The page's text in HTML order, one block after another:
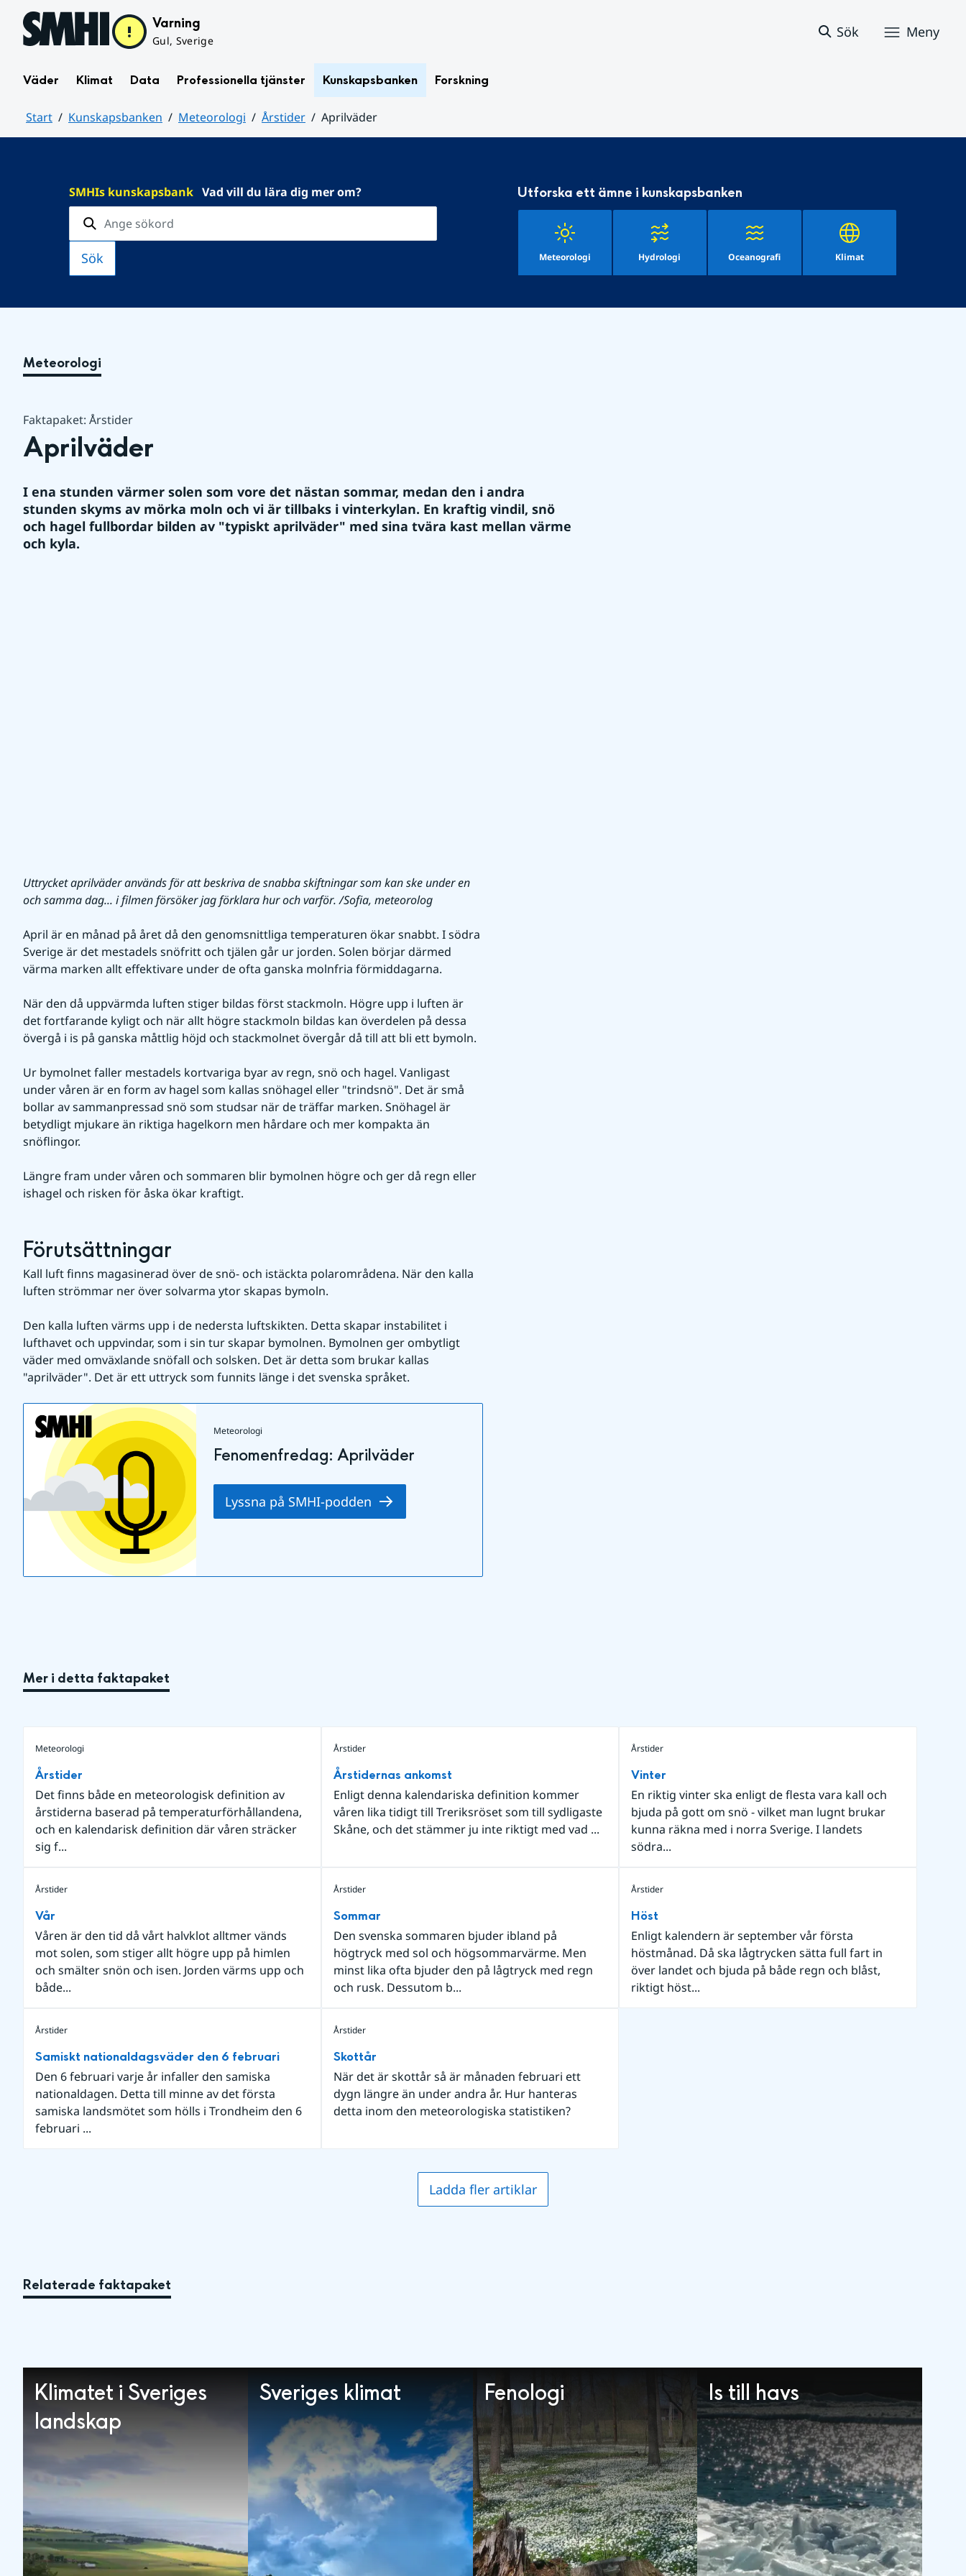
Hoppa till sidans innehåll Varning
Gul, Sverige
Sök Meny
Väder Klimat Data Professionella tjänster Kunskapsbanken Forskning
Start Kunskapsbanken Meteorologi Årstider
Aprilväder
SMHIs kunskapsbank Vad vill du lära dig mer om? Utforska ett ämne i kunskapsbanken
Meteorologi Hydrologi Oceanografi Klimat
Meteorologi
Faktapaket: Årstider
Aprilväder
I ena stunden värmer solen som vore det nästan sommar, medan den i andra
stunden skyms av mörka moln och vi är tillbaks i vinterkylan. En kraftig vindil, snö
och hagel fullbordar bilden av "typiskt aprilväder" med sina tvära kast mellan värme
och kyla.
Uttrycket aprilväder används för att beskriva de snabba skiftningar som kan ske under en
och samma dag... i filmen försöker jag förklara hur och varför. /Sofia, meteorolog
April är en månad på året då den genomsnittliga temperaturen ökar snabbt. I södra
Sverige är det mestadels snöfritt och tjälen går ur jorden. Solen börjar därmed
värma marken allt effektivare under de ofta ganska molnfria förmiddagarna.
När den då uppvärmda luften stiger bildas först stackmoln. Högre upp i luften är
det fortfarande kyligt och när allt högre stackmoln bildas kan överdelen på dessa
övergå i is på ganska måttlig höjd och stackmolnet övergår då till att bli ett bymoln.
Ur bymolnet faller mestadels kortvariga byar av regn, snö och hagel. Vanligast
under våren är en form av hagel som kallas snöhagel eller "trindsnö". Det är små
bollar av sammanpressad snö som studsar när de träffar marken. Snöhagel är
betydligt mjukare än riktiga hagelkorn men hårdare och mer kompakta än
snöflingor.
Längre fram under våren och sommaren blir bymolnen högre och ger då regn eller
ishagel och risken för åska ökar kraftigt.
Förutsättningar
Kall luft finns magasinerad över de snö- och istäckta polarområdena. När den kalla
luften strömmar ner över solvarma ytor skapas bymoln.
Den kalla luften värms upp i de nedersta luftskikten. Detta skapar instabilitet i
lufthavet och uppvindar, som i sin tur skapar bymolnen. Bymolnen ger ombytligt
väder med omväxlande snöfall och solsken. Det är detta som brukar kallas
"aprilväder". Det är ett uttryck som funnits länge i det svenska språket.
Meteorologi
Fenomenfredag: Aprilväder
Lyssna på SMHI-podden
Mer i detta faktapaket
Meteorologi
Årstider
Det finns både en meteorologisk definition av
årstiderna baserad på temperaturförhållandena,
och en kalendarisk definition där våren sträcker
sig f...
Årstider
Årstidernas ankomst
Enligt denna kalendariska definition kommer
våren lika tidigt till Treriksröset som till sydligaste
Skåne, och det stämmer ju inte riktigt med vad ...
Årstider
Vinter
En riktig vinter ska enligt de flesta vara kall och
bjuda på gott om snö - vilket man lugnt brukar
kunna räkna med i norra Sverige. I landets
södra...
Årstider
Vår
Våren är den tid då vårt halvklot alltmer vänds
mot solen, som stiger allt högre upp på himlen
och smälter snön och isen. Jorden värms upp och
både...
Årstider
Sommar
Den svenska sommaren bjuder ibland på
högtryck med sol och högsommarvärme. Men
minst lika ofta bjuder den på lågtryck med regn
och rusk. Dessutom b...
Årstider
Höst
Enligt kalendern är september vår första
höstmånad. Då ska lågtrycken sätta full fart in
över landet och bjuda på både regn och blåst,
riktigt höst...
Årstider
Samiskt nationaldagsväder den 6 februari
Den 6 februari varje år infaller den samiska
nationaldagen. Detta till minne av det första
samiska landsmötet som hölls i Trondheim den 6
februari ...
Årstider
Skottår
När det är skottår så är månaden februari ett
dygn längre än under andra år. Hur hanteras
detta inom den meteorologiska statistiken?
Ladda fler artiklar
Relaterade faktapaket
Klimatet i Sveriges
landskap
Sveriges klimat Fenologi Is till havs